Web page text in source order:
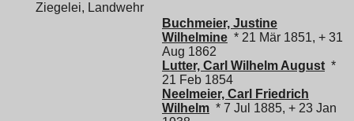
Ziegelei, Landwehr
Buchmeier, Justine
Wilhelmine * 21 Mär 1851, + 31
Aug 1862
Lutter, Carl Wilhelm August *
21 Feb 1854
Neelmeier, Carl Friedrich
Wilhelm * 7 Jul 1885, + 23 Jan